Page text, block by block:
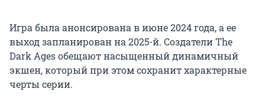
Игра была анонсирована в июне 2024 года, а ее
выход запланирован на 2025-й. Создатели The
Dark Ages обещают насыщенный динамичный
экшен, который при этом сохранит характерные
черты серии.